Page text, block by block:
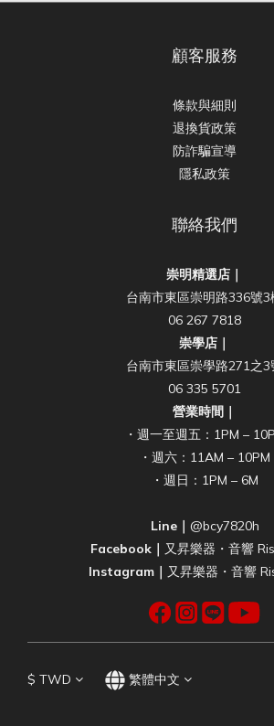
顧客服務
條款與細則
退換貨政策
防詐騙宣導
隱私政策
聯絡我們
崇明精選店｜
台南市東區崇明路336號3
06 267 7818
崇學店｜
台南市東區崇學路271之3
06 335 5701
營業時間｜
・週一至週五：1PM –
・週六：11AM – 10PM
・週日：1PM – 6M
Line｜ @bcy7820h
Facebook｜ 又昇樂器・音響
Instagram｜ 又昇樂器・音響
$ TWD 繁體中文